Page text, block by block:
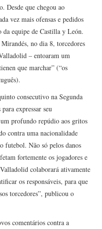
Desde que chegou ao
vez mais ofensas e pedidos
da equipe de Castilla y León.
no dia 8, torcedores
– entoaram um
que marchar” (“os
consecutivo na Segunda
expressar seu
profundo repúdio aos gritos
contra uma nacionalidade
futebol. Não só pelos danos
fortemente os jogadores e
colaborará ativamente
os responsáveis, para que
torcedores”, publicou o
comentários contra a